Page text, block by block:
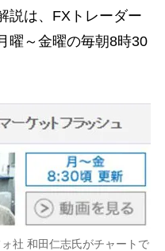
説は、FXトレーダー
曜～金曜の毎朝8時30
社 和田仁志氏がチャートで